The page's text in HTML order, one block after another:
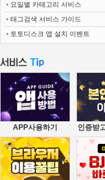
• 요일별 카테고리 서비스
• 태그검색 서비스 가이드
• 토토디스크 앱 설치 이벤트
APP사용하기 인증받